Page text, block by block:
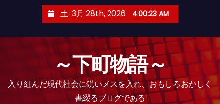
土. 3月 28th, 2026 4:00:25 AM
～下町物語～
入り組んだ現代社会に鋭いメスを入れ、おもしろおかしく
書綴るブログである